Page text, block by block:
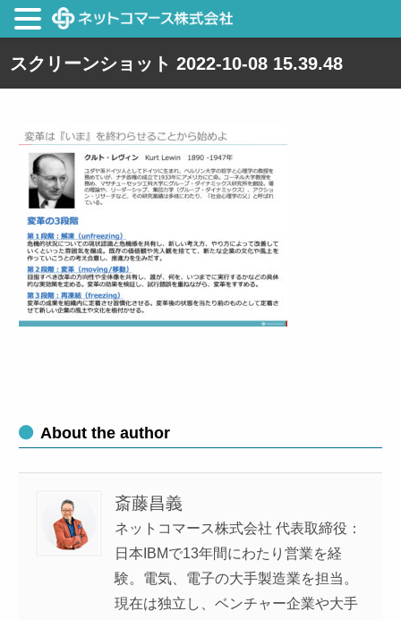
スクリーンショット 2022-10-08 15.39.48
About the author
斎藤昌義
ネットコマース株式会社 代表取締役：
日本IBMで13年間にわたり営業を経
験。電気、電子の大手製造業を担当。
現在は独立し、ベンチャー企業や大手